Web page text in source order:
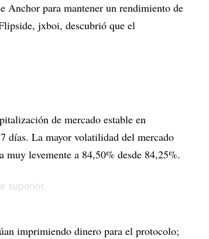
Anchor para mantener un rendimiento de
jxboi, descubrió que el
de mercado estable en
días. La mayor volatilidad del mercado
levemente a 84,50% desde 84,25%.
imprimiendo dinero para el protocolo;